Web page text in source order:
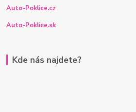
Auto-Poklice.cz
Auto-Poklice.sk
Kde nás najdete?